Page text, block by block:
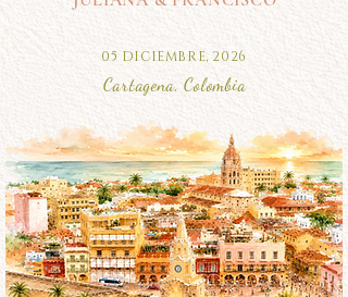
05 DICIEMBRE, 2026
Cartagena, Colombia